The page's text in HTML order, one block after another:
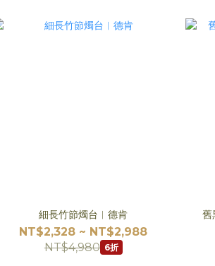
細長竹節燭台︱德肯
NT$2,328 ~ NT$2,988
NT$4,980 6折
舊